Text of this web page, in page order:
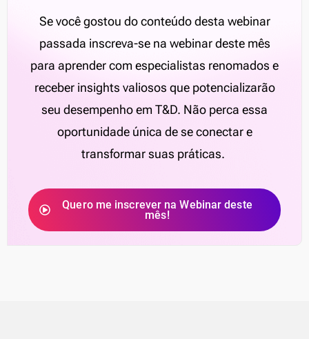
Se você gostou do conteúdo desta webinar
passada inscreva-se na webinar deste mês
para aprender com especialistas renomados e
receber insights valiosos que potencializarão
seu desempenho em T&D. Não perca essa
oportunidade única de se conectar e
transformar suas práticas.
Quero me inscrever na Webinar deste
mês!